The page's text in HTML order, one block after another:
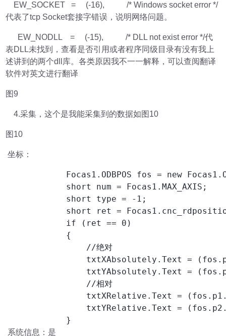
EW_SOCKET = (-16), /* Windows socket error */
代表了tcp Socket套接字错误，说明网络问题。
EW_NODLL = (-15), /* DLL not exist error */代
表DLL未找到，查看是否引用或者程序同级目录有没有我上
述讲到的两个dll库。各类原因我不一一解释，可以查阅翻译
软件对英文进行翻译
图9
4.采集，这个是我能采集到的数据如图10
图10
坐标：
Focas1.ODBPOS fos = new
            short num = Focas1.MAX_AXIS;
            short type = -1;
short ret =
            if (ret == 0)
            {
                //绝对
txtXAbsolutely.Text =
txtYAbsolutely.Text =
                //相对
txtXRelative.Text =
txtYRelative.Text =
            }
系统信息：是